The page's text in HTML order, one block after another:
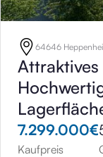
64646
7.299.000€
Kaufpreis